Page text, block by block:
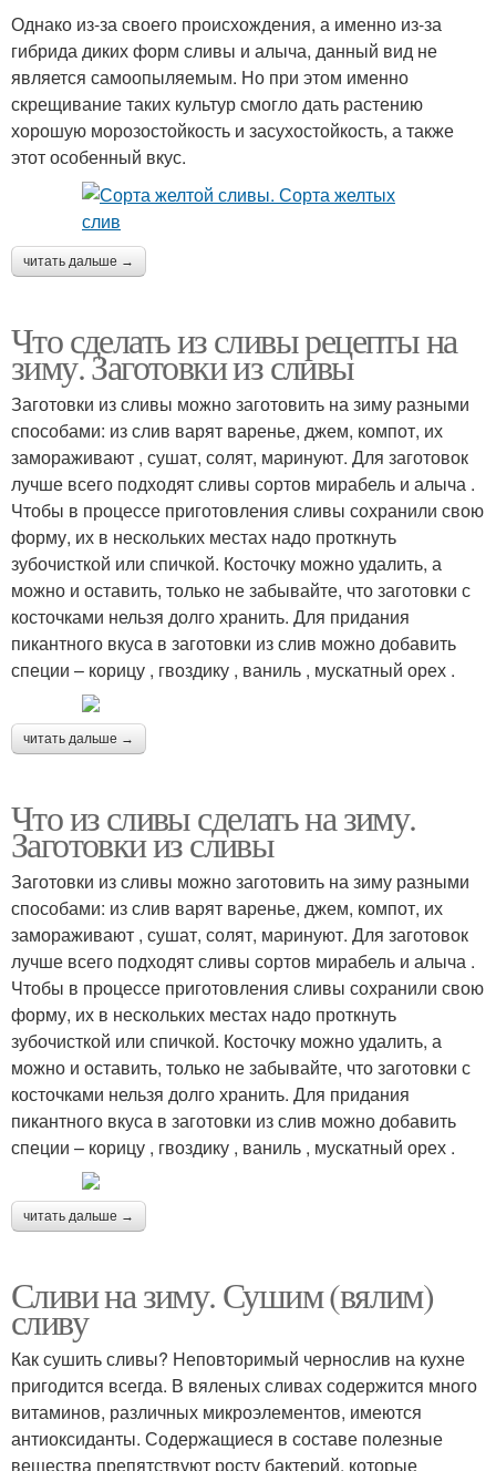
Однако из-за своего происхождения, а именно из-за
гибрида диких форм сливы и алыча, данный вид не
является самоопыляемым. Но при этом именно
скрещивание таких культур смогло дать растению
хорошую морозостойкость и засухостойкость, а также
этот особенный вкус.
читать дальше →
Что сделать из сливы рецепты на
зиму. Заготовки из сливы
Заготовки из сливы можно заготовить на зиму разными
способами: из слив варят варенье, джем, компот, их
замораживают , сушат, солят, маринуют. Для заготовок
лучше всего подходят сливы сортов мирабель и алыча .
Чтобы в процессе приготовления сливы сохранили свою
форму, их в нескольких местах надо проткнуть
зубочисткой или спичкой. Косточку можно удалить, а
можно и оставить, только не забывайте, что заготовки с
косточками нельзя долго хранить. Для придания
пикантного вкуса в заготовки из слив можно добавить
специи – корицу , гвоздику , ваниль , мускатный орех .
читать дальше →
Что из сливы сделать на зиму.
Заготовки из сливы
Заготовки из сливы можно заготовить на зиму разными
способами: из слив варят варенье, джем, компот, их
замораживают , сушат, солят, маринуют. Для заготовок
лучше всего подходят сливы сортов мирабель и алыча .
Чтобы в процессе приготовления сливы сохранили свою
форму, их в нескольких местах надо проткнуть
зубочисткой или спичкой. Косточку можно удалить, а
можно и оставить, только не забывайте, что заготовки с
косточками нельзя долго хранить. Для придания
пикантного вкуса в заготовки из слив можно добавить
специи – корицу , гвоздику , ваниль , мускатный орех .
читать дальше →
Сливи на зиму. Сушим (вялим)
сливу
Как сушить сливы? Неповторимый чернослив на кухне
пригодится всегда. В вяленых сливах содержится много
витаминов, различных микроэлементов, имеются
антиоксиданты. Содержащиеся в составе полезные
вещества препятствуют росту бактерий, которые